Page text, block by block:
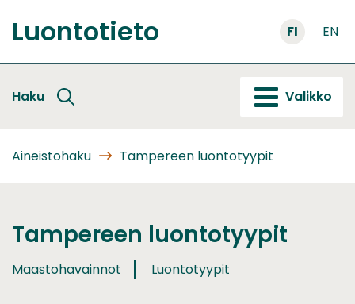
sisältöön
Etusivu
Luontotieto FI EN
Haku Valikko
Aineistohaku Tampereen luontotyypit
Tampereen luontotyypit
Maastohavainnot Luontotyypit